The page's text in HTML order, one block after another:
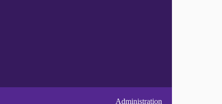
Administration